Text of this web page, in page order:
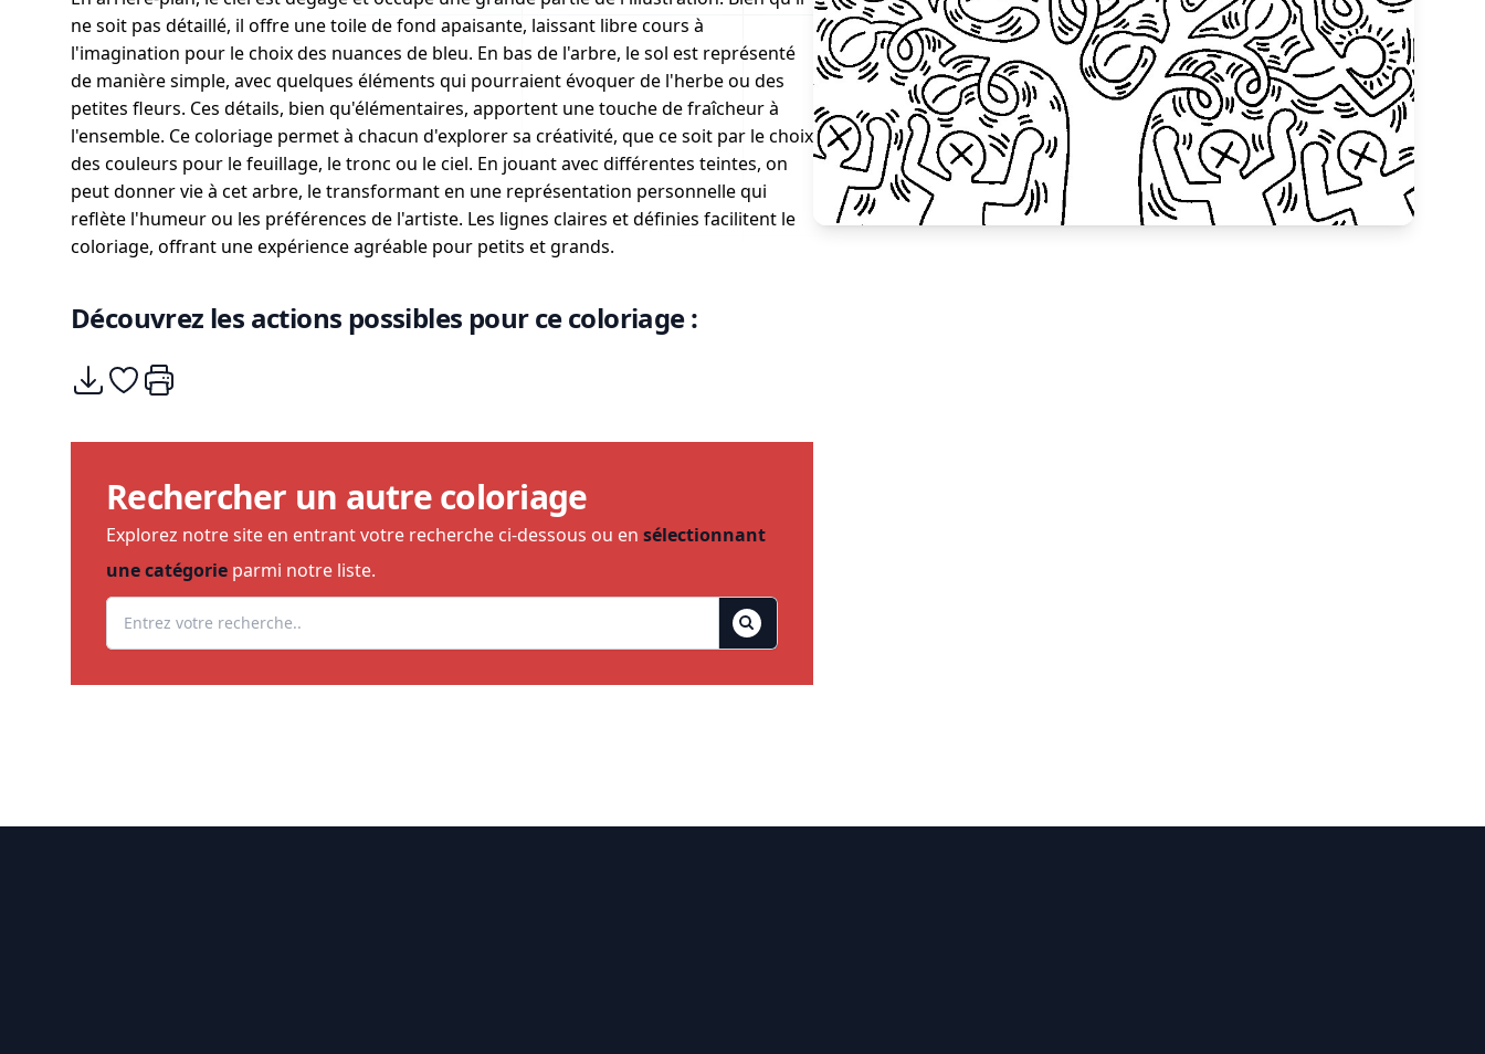
ne soit pas détaillé, il offre une toile de fond apaisante, laissant libre cours à
l'imagination pour le choix des nuances de bleu. En bas de l'arbre, le sol est représenté
de manière simple, avec quelques éléments qui pourraient évoquer de l'herbe ou des
petites fleurs. Ces détails, bien qu'élémentaires, apportent une touche de fraîcheur à
l'ensemble. Ce coloriage permet à chacun d'explorer sa créativité, que ce soit par le choix
des couleurs pour le feuillage, le tronc ou le ciel. En jouant avec différentes teintes, on
peut donner vie à cet arbre, le transformant en une représentation personnelle qui
reflète l'humeur ou les préférences de l'artiste. Les lignes claires et définies facilitent le
coloriage, offrant une expérience agréable pour petits et grands.
Découvrez les actions possibles pour ce coloriage :
Télécharger
Ajouter à mes coups de coeurs
Imprimer
Rechercher un autre coloriage
Explorez notre site en entrant votre recherche ci-dessous ou en sélectionnant
une catégorie parmi notre liste.